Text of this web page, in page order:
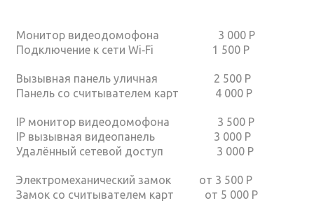
Монитор видеодомофона 3 000 Р
Подключение к сети Wi‑Fi 1 500 Р
Вызывная панель уличная 2 500 Р
Панель со считывателем карт 4 000 Р
IP монитор видеодомофона 3 500 Р
IP вызывная видеопанель 3 000 Р
Удалённый сетевой доступ 3 000 Р
Электромеханический замок от 3 500 Р
Замок со считывателем карт от 5 000 Р